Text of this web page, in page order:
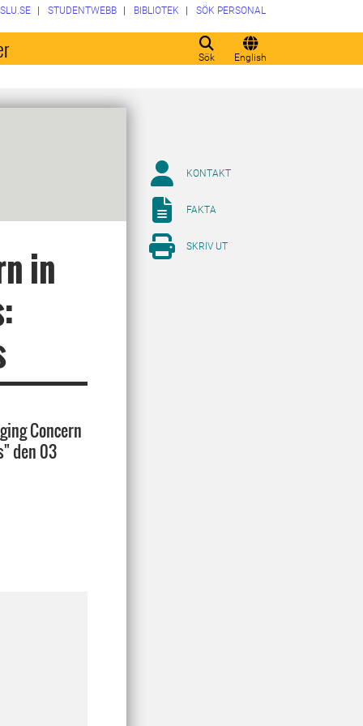
Sök English
SLU.SE STUDENTWEBB BIBLIOTEK SÖK PERSONAL
in
Concern
den 03
KONTAKT
FAKTA
SKRIV UT